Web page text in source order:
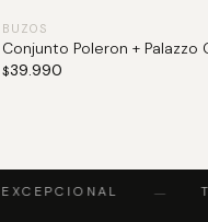
BUZOS
Conjunto Poleron + Palazzo
$39.990